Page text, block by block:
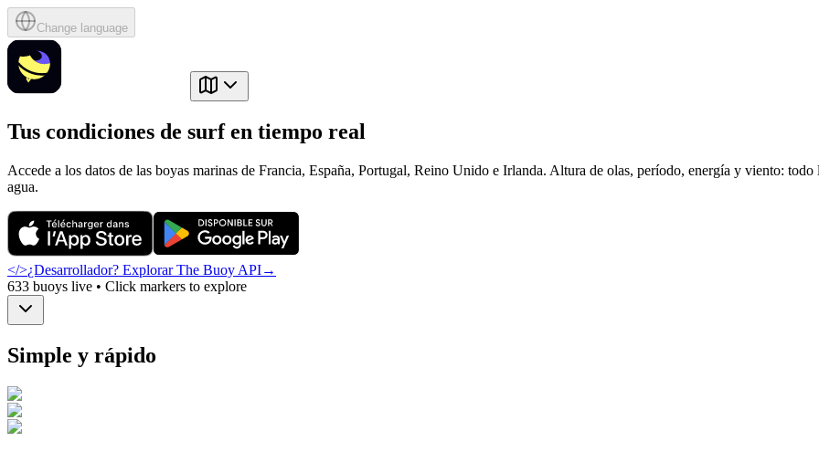
Change language
Tus condiciones de surf en tiempo real
Accede a los datos de las boyas marinas de Francia, España, Portugal, Reino Unido e Irlanda. Altura de olas, período, energía y viento:
agua.
</>¿Desarrollador? Explorar The Buoy API→
633 buoys live • Click markers to explore
Simple y rápido